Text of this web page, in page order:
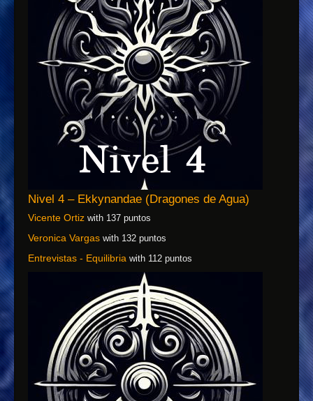
Nivel 4 – Ekkynandae (Dragones de Agua)
Vicente Ortiz with 137 puntos
Veronica Vargas with 132 puntos
Entrevistas - Equilibria with 112 puntos